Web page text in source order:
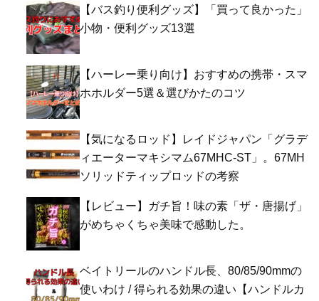
【バス釣り便利グッズ】「買って良かった」
小物・便利グッズ13選
【ハーレー乗り向け】おすすめの携帯・スマ
ホホルダー5選＆選びかたのコツ
【気になるロッド】レイドジャパン「グラデ
ィエーターマキシマム67MHC-ST」。67MH
ソリッドティップロッドの考察
【レビュー】ガチ旨！味の素「ザ・唐揚げ」
がめちゃくちゃ美味で感動した。
ベイトリールのハンドル長、80/85/90mmの
使いわけ / 得られる効果の違い【ハンドルカ